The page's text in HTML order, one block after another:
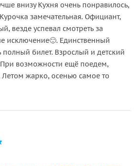
внизу Кухня очень понравилось,
замечательная. Официант,
везде успевал смотреть за
исключение🙂. Единственный
полный билет. Взрослый и детский
При возможности ещё поедем,
Летом жарко, осенью самое то